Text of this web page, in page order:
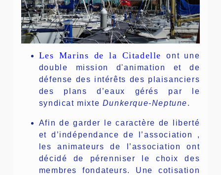
Les Marins de la Citadelle
ont une
double mission d'animation et de
défense des intérêts des plaisanciers
des plans d’eaux gérés par le
syndicat mixte Dunkerque-Neptune.
Afin de garder le caractère de liberté
et d’indépendance de l’association ,
les animateurs de l’association ont
décidé de pérenniser le choix des
membres fondateurs. Une cotisation